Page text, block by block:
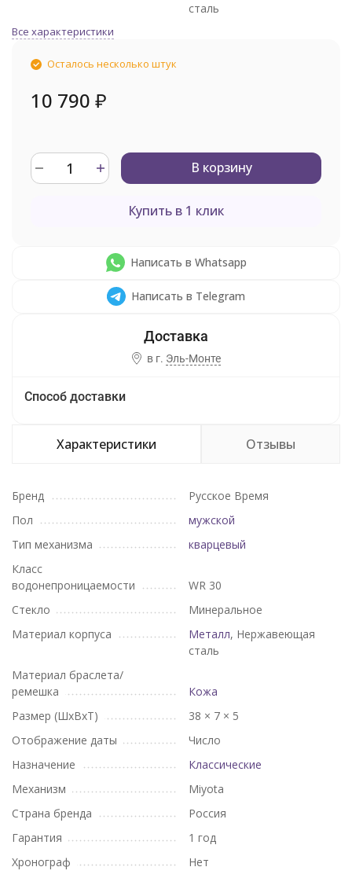
сталь
Все характеристики
Осталось несколько штук
10 790 ₽
В корзину
Купить в 1 клик
Написать в Whatsapp
Написать в Telegram
в г. Эль-Монте
Способ доставки
Характеристики Отзывы
Бренд
Русское Время
Пол
мужской
Тип механизма
кварцевый
Класс
водонепроницаемости
WR 30
Стекло
Минеральное
Материал корпуса
Металл, Нержавеющая
сталь
Материал браслета/
ремешка
Кожа
Размер (ШхВхТ)
38 × 7 × 5
Отображение даты
Число
Назначение
Классические
Механизм
Miyota
Страна бренда
Россия
Гарантия
1 год
Хронограф
Нет